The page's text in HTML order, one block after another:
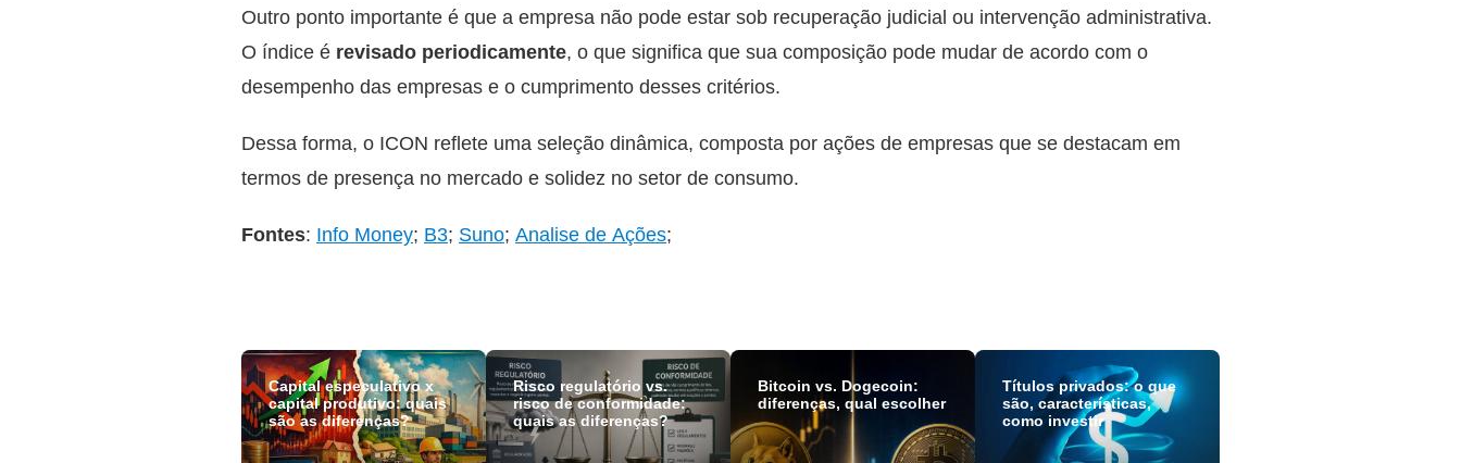
Outro ponto importante é que a empresa não pode estar sob recuperação judicial ou intervenção administrativa.
O índice é revisado periodicamente, o que significa que sua composição pode mudar de acordo com o
desempenho das empresas e o cumprimento desses critérios.
Dessa forma, o ICON reflete uma seleção dinâmica, composta por ações de empresas que se destacam em
termos de presença no mercado e solidez no setor de consumo.
Fontes: Info Money; B3; Suno; Analise de Ações;
Capital especulativo x
capital produtivo: quais
são as diferenças?
Risco regulatório vs.
risco de conformidade:
quais as diferenças?
Bitcoin vs. Dogecoin:
diferenças, qual escolher
Títulos privados: o que
são, características,
como investir